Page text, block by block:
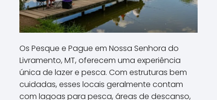
Os Pesque e Pague em Nossa Senhora do
Livramento, MT, oferecem uma experiência
única de lazer e pesca. Com estruturas bem
cuidadas, esses locais geralmente contam
com lagoas para pesca, áreas de descanso,